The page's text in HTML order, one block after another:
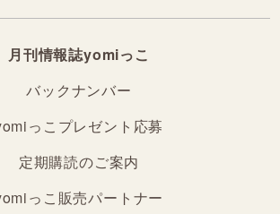
月刊情報誌yomiっこ
バックナンバー
っこプレゼント応募
定期購読のご案内
っこ販売パートナー